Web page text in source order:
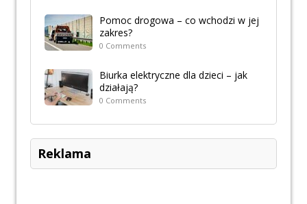
Pomoc drogowa – co wchodzi w jej
zakres?
0 Comments
Biurka elektryczne dla dzieci – jak
działają?
0 Comments
Reklama